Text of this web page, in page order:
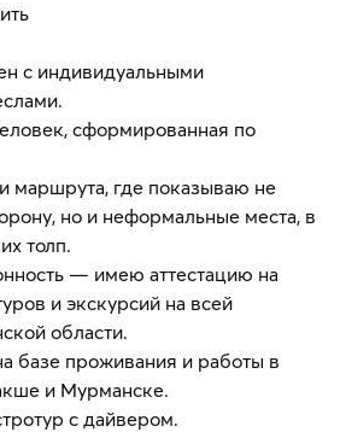
с индивидуальными
сформированная по
маршрута, где показываю не
но и неформальные места, в
толп.
— имею аттестацию на
и экскурсий на всей
области.
базе проживания и работы в
и Мурманске.
с дайвером.